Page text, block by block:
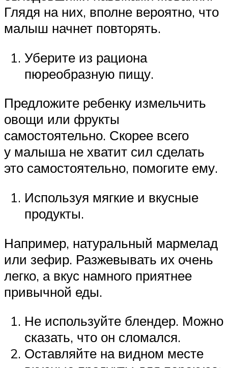
Глядя на них, вполне вероятно, что
малыш начнет повторять.
Уберите из рациона
пюреобразную пищу.
Предложите ребенку измельчить
овощи или фрукты
самостоятельно. Скорее всего
у малыша не хватит сил сделать
это самостоятельно, помогите ему.
Используя мягкие и вкусные
продукты.
Например, натуральный мармелад
или зефир. Разжевывать их очень
легко, а вкус намного приятнее
привычной еды.
Не используйте блендер. Можно
сказать, что он сломался.
Оставляйте на видном месте